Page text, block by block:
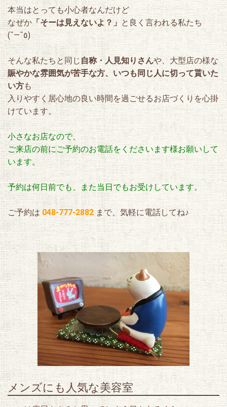
2019.04.07
ブログを更新しましたφ(・ω・ )はじまりの季節♪の巻き
2019.04.07
ピースマイル新聞「笑日和」最新号、絶賛配布中ぅ～
2019.03.09
ブログを更新しました( ..)φ空き時間の過ごし方♪の巻き
2019.03.03
ブログを更新しましたφ(・ω・ )ぶらり新宿♪の巻き
2019.02.28
ブログを更新しましたφ(・ω・ )お裾分け♪の巻き
2019.02.17
ブログを更新しましたφ(・ω・ )めがね女子会に行く♪の巻き
2019.02.15
ブログを更新しましたφ(・ω・ )バレンタインデー♪の巻き
2019.02.10
ブログを更新しましたφ(・ω・ )美味しい差し入れありがとう♪の
巻き
2019.02.06
ブログを更新しました( ..)φめがね 眼鏡を壊す♪の巻き
2019.02.03
ブログを更新しましたφ(・ω・ )店長大喜び♪の巻き
2019.01.18
ブログを更新しましたφ(..)カラオケに行ってきた♪の巻き
2019.01.10
ブログを更新しましたφ(・ω・ )嬉しい絵手紙ありがとう♪の巻き
本当はとっても小心者なんだけど
なぜか「そーは見えないよ？」と良く言われる私たち
(¯―¯٥)
そんな私たちと同じ自称・人見知りさんや、大型店の様な
賑やかな雰囲気が苦手な方、いつも同じ人に切って貰いた
い方も
入りやすく居心地の良い時間を過ごせるお店づくりを心掛
けています。
小さなお店なので、
ご来店の前にご予約のお電話をくださいます様お願いして
います。
予約は何日前でも、また当日でもお受けしています。
ご予約は 048-777-2882 まで、気軽に電話してね♪
メンズにも人気な美容室